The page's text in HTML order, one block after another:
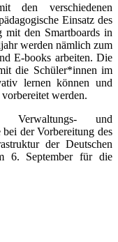
den verschiedenen
Einsatz des
mit den Smartboards in
werden nämlich zum
E-books arbeiten. Die
die Schüler*innen im
lernen können und
werden.
Verwaltungs- und
der Vorbereitung des
der Deutschen
6. September für die